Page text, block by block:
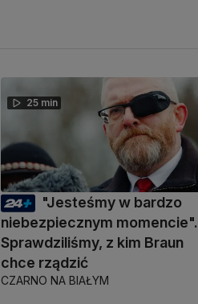
25 min
"Jesteśmy w bardzo
niebezpiecznym momencie".
Sprawdziliśmy, z kim Braun
chce rządzić
CZARNO NA BIAŁYM